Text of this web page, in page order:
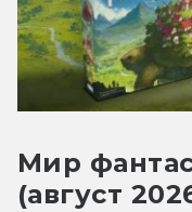
Мир
(август